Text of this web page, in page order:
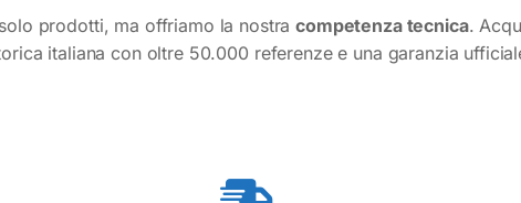
prodotti, ma offriamo la nostracompetenza tecnica.
italiana con oltre 50.000 referenze e una garanzia